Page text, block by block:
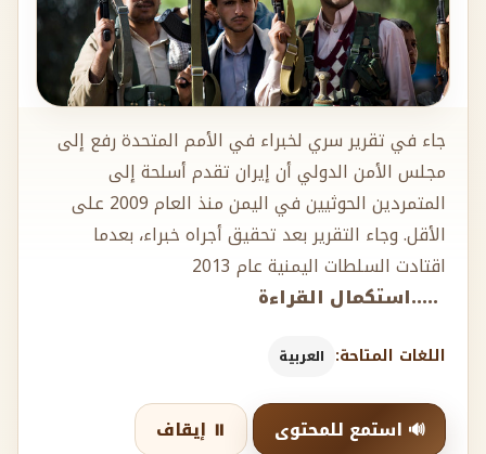
جاء في تقرير سري لخبراء في الأمم المتحدة رفع إلى
مجلس الأمن الدولي أن إيران تقدم أسلحة إلى
المتمردين الحوثيين في اليمن منذ العام 2009 على
الأقل. وجاء التقرير بعد تحقيق أجراه خبراء، بعدما
اقتادت السلطات اليمنية عام 2013
.....استكمال القراءة
اللغات المتاحة: العربية
🔊 استمع للمحتوى
⏸️ إيقاف